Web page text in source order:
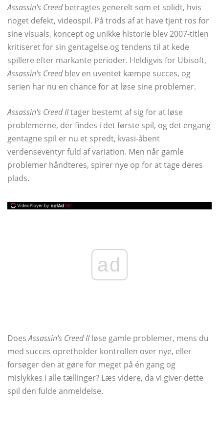
Assassin's Creedbetragtes generelt som et solidt, hvis
noget defekt, videospil. På trods af at have tjent ros for
sine visuals, koncept og unikke historie blev 2007-titlen
kritiseret for sin gentagelse og tendens til at kede
spillere efter markante perioder. Heldigvis for Ubisoft,
Assassin's Creedblev en uventet kæmpe succes, og
serien har nu en chance for at løse sine problemer.
Assassin's Creed IItager bestemt af sig for at løse
problemerne, der findes i det første spil, og det engang
gentagne spil er nu et spredt, kvasi-åbent
verdenseventyr fuld af variation. Men når gamle
problemer håndteres, spirer nye op for at tage deres
plads.
ad
DoesAssassin's Creed IIløse gamle problemer, mens du
med succes opretholder kontrollen over nye, eller
forsøger den at gøre for meget på én gang og
mislykkes i alle tællinger? Læs videre, da vi giver dette
spil den fulde anmeldelse.